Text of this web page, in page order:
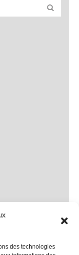
des technologies